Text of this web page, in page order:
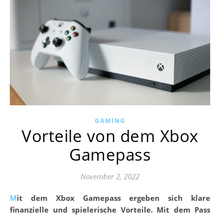
GAMING
Vorteile von dem Xbox
Gamepass
November 2, 2022
Mit dem Xbox Gamepass ergeben sich klare
finanzielle und spielerische Vorteile. Mit dem Pass